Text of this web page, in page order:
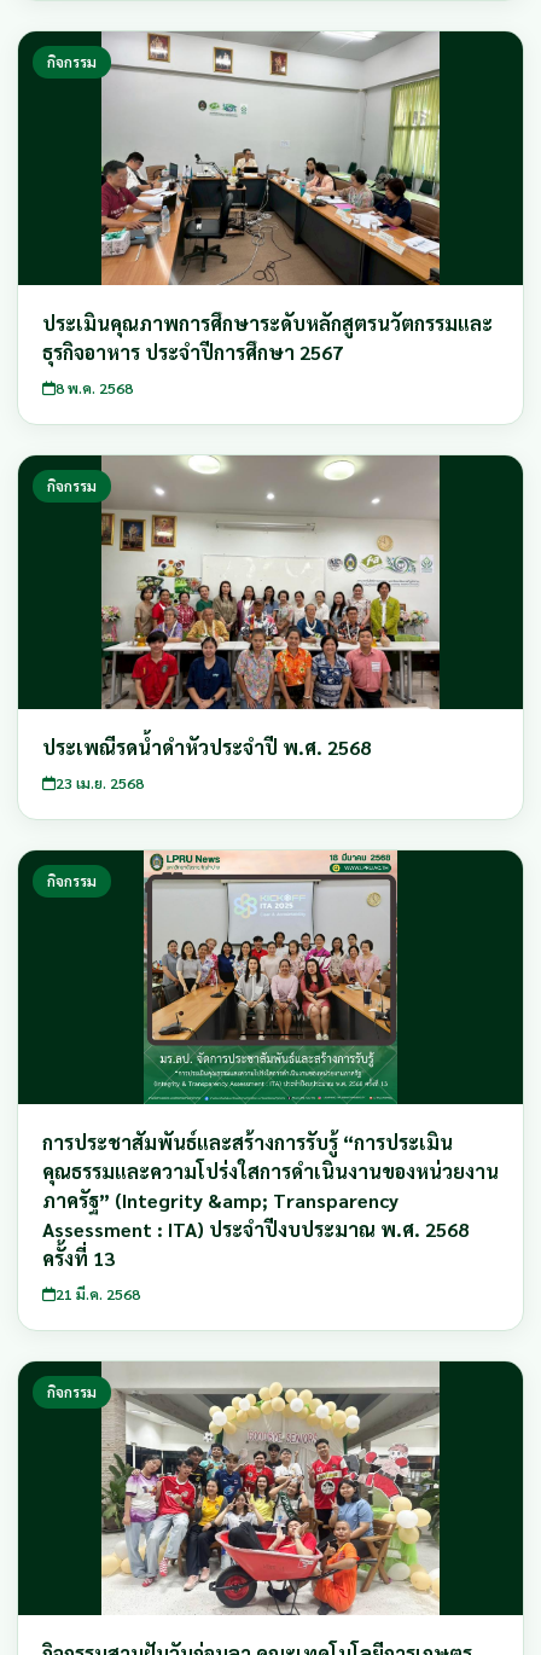
กิจกรรม
ประเมินคุณภาพการศึกษาระดับหลักสูตรนวัตกรรมและ
ธุรกิจอาหาร ประจำปีการศึกษา 2567
8 พ.ค. 2568
กิจกรรม
ประเพณีรดน้ำดำหัวประจำปี พ.ศ. 2568
23 เม.ย. 2568
กิจกรรม
การประชาสัมพันธ์และสร้างการรับรู้ “การประเมิน
คุณธรรมและความโปร่งใสการดำเนินงานของหน่วยงาน
ภาครัฐ” (Integrity &amp; Transparency
Assessment : ITA) ประจำปีงบประมาณ พ.ศ. 2568
ครั้งที่ 13
21 มี.ค. 2568
กิจกรรม